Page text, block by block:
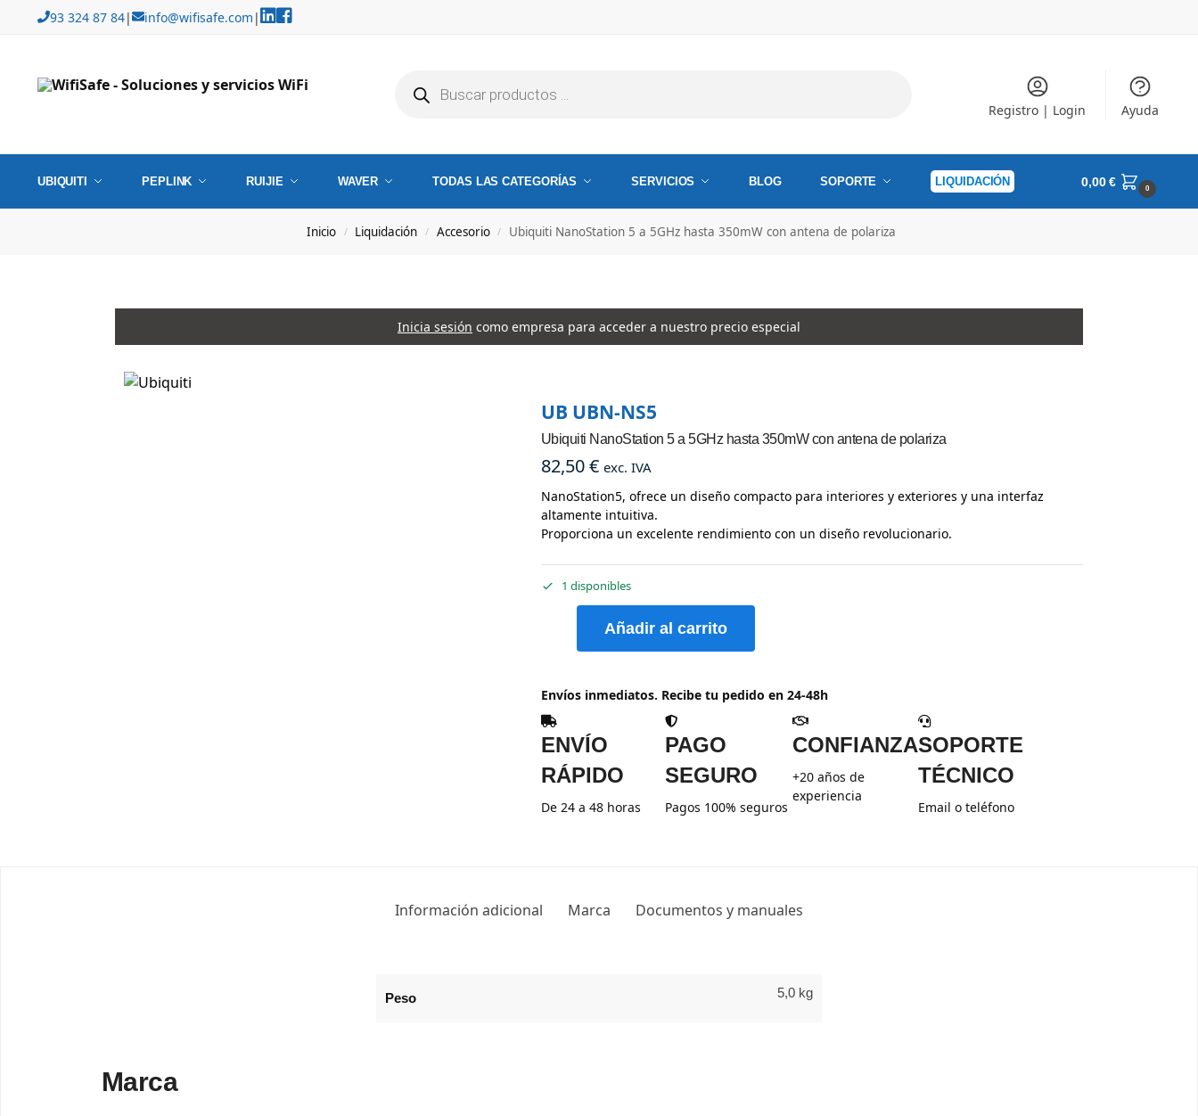
93 324 87 84| info@wifisafe.com |
Registro | Login Ayuda
UBIQUITI PEPLINK RUIJIE WAVER TODAS LAS CATEGORÍAS SERVICIOS BLOG SOPORTE LIQUIDACIÓN 0,00€ 0
Inicio / Liquidación / Accesorio / Ubiquiti NanoStation 5 a 5GHz hasta 350mW con antena de polariza
Inicia sesión como empresa para acceder a nuestro precio especial
UB UBN-NS5
Ubiquiti NanoStation 5 a 5GHz hasta 350mW con antena de polariza
82,50€ exc. IVA
NanoStation5, ofrece un diseño compacto para interiores y exteriores y una interfaz
altamente intuitiva.
Proporciona un excelente rendimiento con un diseño revolucionario.
1 disponibles
Añadir al carrito
Envíos inmediatos. Recibe tu pedido en 24-48h
ENVÍO
RÁPIDO
De 24 a 48 horas
PAGO
SEGURO
Pagos 100% seguros
CONFIANZA
+20 años de
experiencia
SOPORTE
TÉCNICO
Email o teléfono
Información adicional Marca Documentos y manuales
Peso 5,0 kg
Marca